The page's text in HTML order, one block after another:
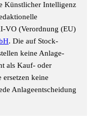
Künstlicher Intelligenz
VO (Verordnung (EU)
. Die auf Stock-
keine Anlage-
als Kauf- oder
ersetzen keine
Anlageentscheidung